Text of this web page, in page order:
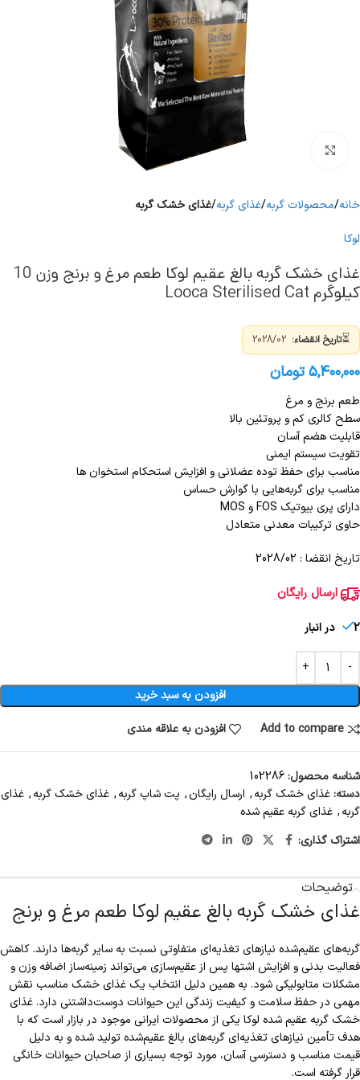
برای بزرگنمایی کلیک کنید
خانه محصولات گربه غذای گربه غذای خشک گربه
لوکا
غذای خشک گربه بالغ عقیم لوکا طعم مرغ و برنج وزن 10
کیلوگرم Looca Sterilised Cat
⏳تاریخ انقضاء:
۵,۴۰۰,۰۰۰تومان
طعم برنج و مرغ
سطح کالری کم و پروتئین بالا
قابلیت هضم آسان
تقویت سیستم ایمنی
مناسب برای حفظ توده عضلانی و افزایش استحکام استخوان ها
مناسب برای گربه‌هایی با گوارش حساس
دارای پری بیوتیک FOS و MOS
حاوی ترکیبات معدنی متعادل
تاریخ انقضا : 2028/02
ارسال رایگان
2 در انبار
افزودن به سبد خرید
Add to compare
افزودن به علاقه مندی
شناسه محصول:102286
دسته:غذای خشک گربه, ارسال رایگان, پت شاپ گربه, غذای خشک گربه, غذای
گربه, غذای گربه عقیم شده
اشتراک گذاری:
توضیحات
غذای خشک گربه بالغ عقیم لوکا طعم مرغ و برنج
گربه‌های عقیم‌شده نیازهای تغذیه‌ای متفاوتی نسبت به سایر گربه‌ها دارند. کاهش
فعالیت بدنی و افزایش اشتها پس از عقیم‌سازی می‌تواند زمینه‌ساز اضافه وزن و
مشکلات متابولیکی شود. به همین دلیل انتخاب یک غذای خشک مناسب نقش
مهمی در حفظ سلامت و کیفیت زندگی این حیوانات دوست‌داشتنی دارد. غذای
خشک گربه عقیم شده لوکا یکی از محصولات ایرانی موجود در بازار است که با
هدف تأمین نیازهای تغذیه‌ای گربه‌های بالغ عقیم‌شده تولید شده و به دلیل
قیمت مناسب و دسترسی آسان، مورد توجه بسیاری از صاحبان حیوانات خانگی
قرار گرفته است.